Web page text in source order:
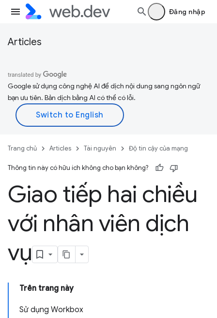
Đăng nhập
Articles
Google sử dụng công nghệ AI để dịch nội dung sang ngôn ngữ
bạn ưu tiên. Bản dịch bằng AI có thể có lỗi.
Trang chủ Articles Tài nguyên Độ tin cậy của mạng
Thông tin này có hữu ích không cho bạn không?
Giao tiếp hai chiều
với nhân viên dịch
vụ
Trên trang này
Sử dụng Workbox